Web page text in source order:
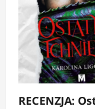
RECENZJA: